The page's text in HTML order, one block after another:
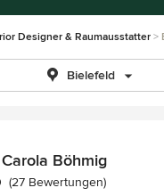
Designer & Raumausstatter
Bielefeld
Böhmig
Bewertung: 5 von 5
(27 Bewertungen)